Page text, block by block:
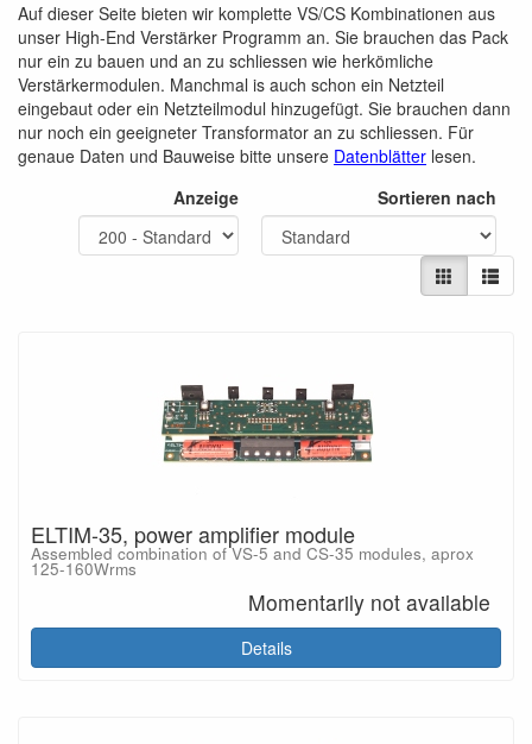
Auf dieser Seite bieten wir komplette VS/CS Kombinationen aus
unser High-End Verstärker Programm an. Sie brauchen das Pack
nur ein zu bauen und an zu schliessen wie herkömliche
Verstärkermodulen. Manchmal is auch schon ein Netzteil
eingebaut oder ein Netzteilmodul hinzugefügt. Sie brauchen dann
nur noch ein geeigneter Transformator an zu schliessen. Für
genaue Daten und Bauweise bitte unsere Datenblätter lesen.
Anzeige
Sortieren nach
ELTIM-35, power amplifier module
Assembled combination of VS-5 and CS-35 modules, aprox
125-160Wrms
Momentarily not available
Details